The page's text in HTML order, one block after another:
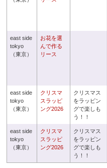
east side
tokyo
（東京）
お花を選
んで作る
リース
east side
tokyo
（東京）
クリスマ
スラッピ
ング2026
クリスマス
をラッピン
グで楽しも
う！！
east side
tokyo
（東京）
クリスマ
スラッピ
ング2026
クリスマス
をラッピン
グで楽しも
う！！